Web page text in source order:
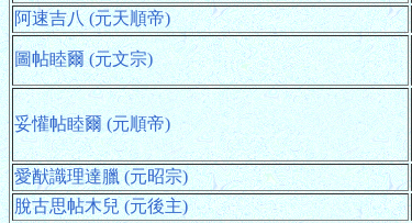
阿速吉八 (元天順帝)
圖帖睦爾 (元文宗)
妥懽帖睦爾 (元順帝)
愛猷識理達臘 (元昭宗)
脫古思帖木兒 (元後主)